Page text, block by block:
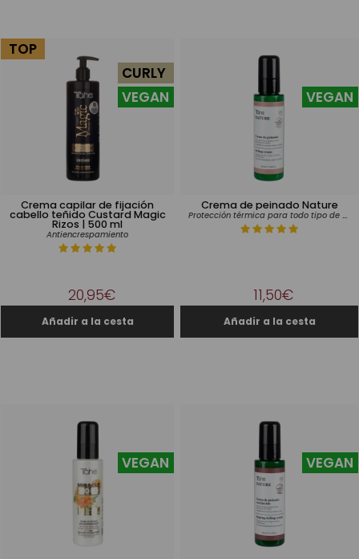
Crema capilar de fijación
cabello teñido Custard Magic
Rizos | 500 ml
Antiencrespamiento
CURLY
VEGAN
TOP
20,95€
Crema de peinado Nature
Protección térmica para todo tipo de cabello
VEGAN
11,50€
VEGAN VEGAN